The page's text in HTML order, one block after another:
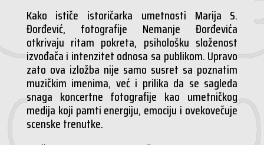
Kako ističe istoričarka umetnosti Marija S.
Đorđević, fotografije Nemanje Đorđevića
otkrivaju ritam pokreta, psihološku složenost
izvođača i intenzitet odnosa sa publikom. Upravo
zato ova izložba nije samo susret sa poznatim
muzičkim imenima, već i prilika da se sagleda
snaga koncertne fotografije kao umetničkog
medija koji pamti energiju, emociju i ovekovečuje
scenske trenutke.